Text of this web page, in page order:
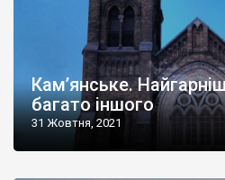
Кам’янське.
багато іншого
31 Жовтня, 2021